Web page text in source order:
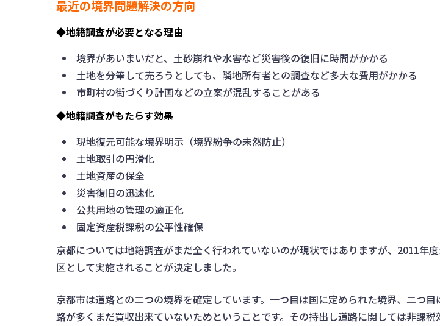
最近の境界問題解決の方向
◆地籍調査が必要となる理由
境界があいまいだと、土砂崩れや水害など災害後の復旧に時間がかかる
土地を分筆して売ろうとしても、隣地所有者との調査など多大な費用がかかる
市町村の街づくり計画などの立案が混乱することがある
◆地籍調査がもたらす効果
現地復元可能な境界明示（境界紛争の未然防止）
土地取引の円滑化
土地資産の保全
災害復旧の迅速化
公共用地の管理の適正化
固定資産税課税の公平性確保
京都については地籍調査がまだ全く行われていないのが現状ではありますが、2011
区として実施されることが決定しました。
京都市は道路との二つの境界を確定しています。一つ目は国に定められた境界、二つ
路が多くまだ買収出来ていないためということです。その持出し道路に関しては非課税